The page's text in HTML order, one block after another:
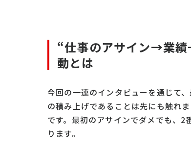
“仕事のアサイン→業
動とは
今回の一連のインタビューを通じて
の積み上げであることは先にも触れ
です。最初のアサインでダメでも、
ります。